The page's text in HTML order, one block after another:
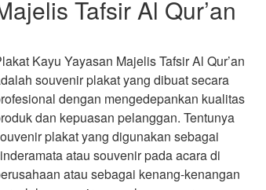
Tafsir Al Qur’an
Kayu Yayasan Majelis Tafsir Al Qur’an
souvenir plakat yang dibuat secara
dengan mengedepankan kualitas
dan kepuasan pelanggan. Tentunya
plakat yang digunakan sebagai
atau souvenir pada acara di
atau sebagai kenang-kenangan